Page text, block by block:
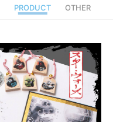
PRODUCT OTHER